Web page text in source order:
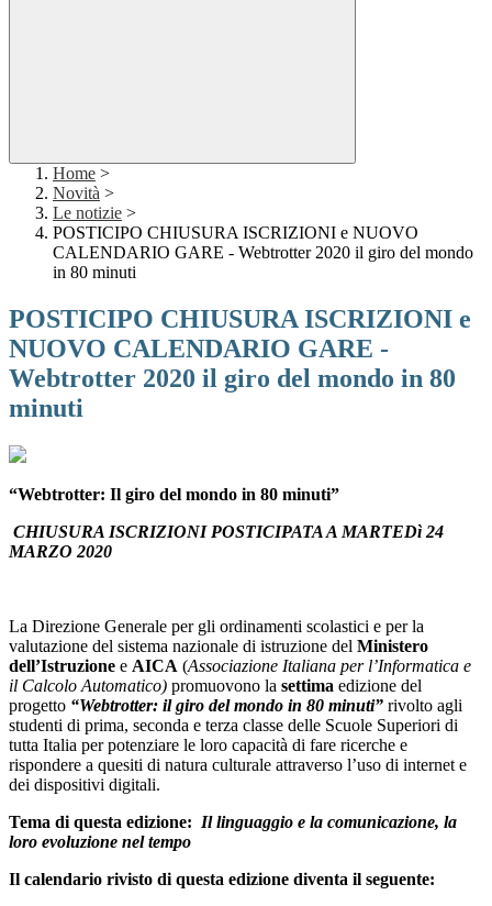
Home >
Novità >
Le notizie >
POSTICIPO CHIUSURA ISCRIZIONI e NUOVO
CALENDARIO GARE - Webtrotter 2020 il giro del mondo
in 80 minuti
POSTICIPO CHIUSURA ISCRIZIONI e
NUOVO CALENDARIO GARE -
Webtrotter 2020 il giro del mondo in 80
minuti
“Webtrotter: Il giro del mondo in 80 minuti”
CHIUSURA ISCRIZIONI POSTICIPATA A MARTEDì 24
MARZO 2020
La Direzione Generale per gli ordinamenti scolastici e per la
valutazione del sistema nazionale di istruzione del Ministero
dell’Istruzione e AICA (Associazione Italiana per l’Informatica e
il Calcolo Automatico) promuovono la settima edizione del
progetto “Webtrotter: il giro del mondo in 80 minuti” rivolto agli
studenti di prima, seconda e terza classe delle Scuole Superiori di
tutta Italia per potenziare le loro capacità di fare ricerche e
rispondere a quesiti di natura culturale attraverso l’uso di internet e
dei dispositivi digitali.
Tema di questa edizione: Il linguaggio e la comunicazione, la
loro evoluzione nel tempo
Il calendario rivisto di questa edizione diventa il seguente: